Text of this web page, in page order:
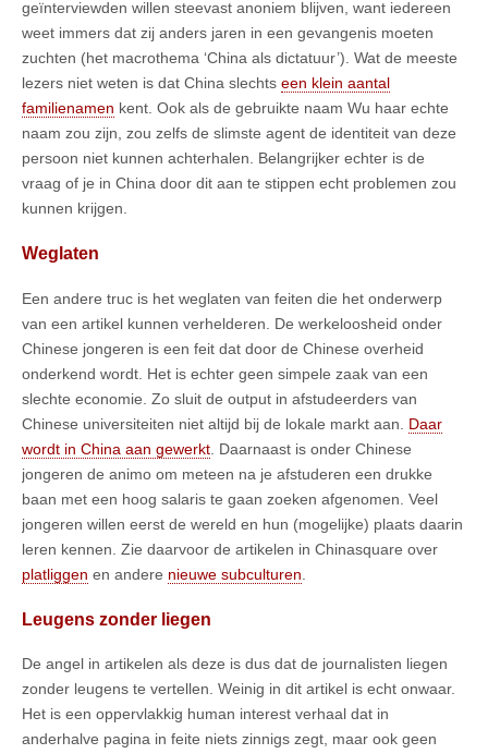
geïnterviewden willen steevast anoniem blijven, want iedereen
weet immers dat zij anders jaren in een gevangenis moeten
zuchten (het macrothema ‘China als dictatuur’). Wat de meeste
lezers niet weten is dat China slechts een klein aantal
familienamen kent. Ook als de gebruikte naam Wu haar echte
naam zou zijn, zou zelfs de slimste agent de identiteit van deze
persoon niet kunnen achterhalen. Belangrijker echter is de
vraag of je in China door dit aan te stippen echt problemen zou
kunnen krijgen.
Weglaten
Een andere truc is het weglaten van feiten die het onderwerp
van een artikel kunnen verhelderen. De werkeloosheid onder
Chinese jongeren is een feit dat door de Chinese overheid
onderkend wordt. Het is echter geen simpele zaak van een
slechte economie. Zo sluit de output in afstudeerders van
Chinese universiteiten niet altijd bij de lokale markt aan. Daar
wordt in China aan gewerkt . Daarnaast is onder Chinese
jongeren de animo om meteen na je afstuderen een drukke
baan met een hoog salaris te gaan zoeken afgenomen. Veel
jongeren willen eerst de wereld en hun (mogelijke) plaats daarin
leren kennen. Zie daarvoor de artikelen in Chinasquare over
platliggen en andere nieuwe subculturen
Leugens zonder liegen
De angel in artikelen als deze is dus dat de journalisten liegen
zonder leugens te vertellen. Weinig in dit artikel is echt onwaar.
Het is een oppervlakkig human interest verhaal dat in
anderhalve pagina in feite niets zinnigs zegt, maar ook geen